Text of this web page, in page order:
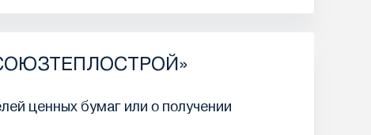
ценных бумаг или о получении